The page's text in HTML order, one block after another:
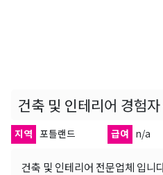
건축 및 인테리어 경험
지역 포틀랜드 급여 n/a
건축 및 인테리어 전문업체 입니